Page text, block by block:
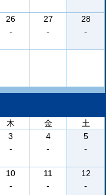
26
-
27
-
28
-
木 金
土
3
-
4
-
5
-
10
-
11
-
12
-